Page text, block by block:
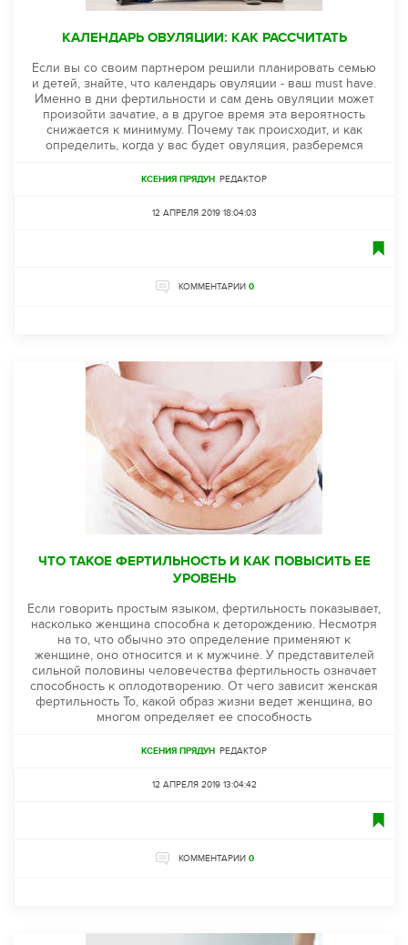
КАЛЕНДАРЬ ОВУЛЯЦИИ: КАК РАССЧИТАТЬ
Если вы со своим партнером решили планировать семью
и детей, знайте, что календарь овуляции - ваш must have.
Именно в дни фертильности и сам день овуляции может
произойти зачатие, а в другое время эта вероятность
снижается к минимуму. Почему так происходит, и как
определить, когда у вас будет овуляция, разберемся
КСЕНИЯ ПРЯДУН РЕДАКТОР
12 АПРЕЛЯ 2019 18:04:03
КОММЕНТАРИИ 0
ЧТО ТАКОЕ ФЕРТИЛЬНОСТЬ И КАК ПОВЫСИТЬ ЕЕ
УРОВЕНЬ
Если говорить простым языком, фертильность показывает,
насколько женщина способна к деторождению. Несмотря
на то, что обычно это определение применяют к
женщине, оно относится и к мужчине. У представителей
сильной половины человечества фертильность означает
способность к оплодотворению. От чего зависит женская
фертильность То, какой образ жизни ведет женщина, во
многом определяет ее способность
КСЕНИЯ ПРЯДУН РЕДАКТОР
12 АПРЕЛЯ 2019 13:04:42
КОММЕНТАРИИ 0